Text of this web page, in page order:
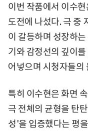
이번 작품에서 이수
도전에 나섰다. 극 중
이 갈등하며 성장하
기와 감정선의 깊이
어넣으며 시청자들의
특히 이수현은 화면
극 전체의 균형을 탄
성'을 입증했다는 평